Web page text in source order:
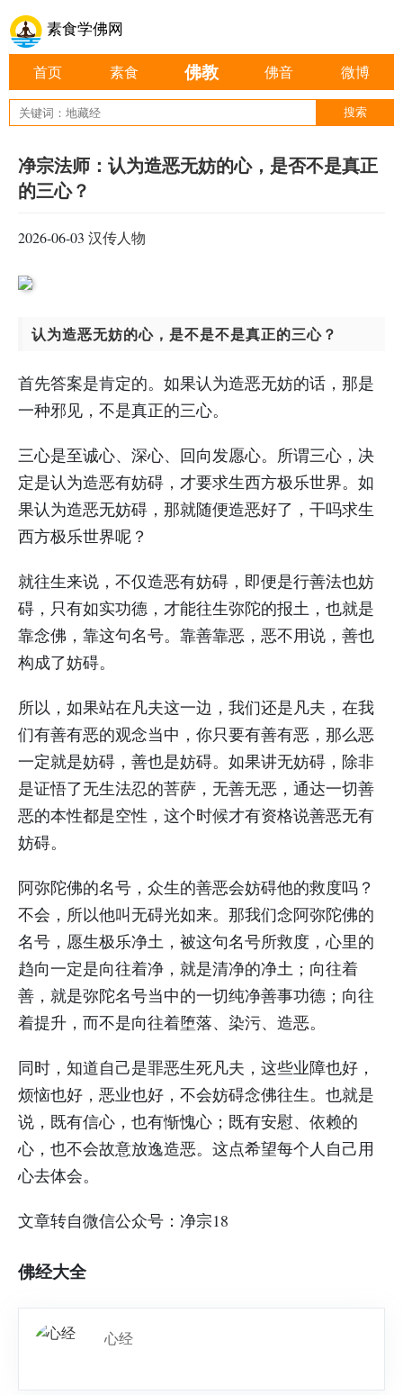
素食学佛网
首页 素食 佛教 佛音 微博
净宗法师：认为造恶无妨的心，是否不是真正
的三心？
2026-06-03 汉传人物
认为造恶无妨的心，是不是不是真正的三心？
首先答案是肯定的。如果认为造恶无妨的话，那是
一种邪见，不是真正的三心。
三心是至诚心、深心、回向发愿心。所谓三心，决
定是认为造恶有妨碍，才要求生西方极乐世界。如
果认为造恶无妨碍，那就随便造恶好了，干吗求生
西方极乐世界呢？
就往生来说，不仅造恶有妨碍，即便是行善法也妨
碍，只有如实功德，才能往生弥陀的报土，也就是
靠念佛，靠这句名号。靠善靠恶，恶不用说，善也
构成了妨碍。
所以，如果站在凡夫这一边，我们还是凡夫，在我
们有善有恶的观念当中，你只要有善有恶，那么恶
一定就是妨碍，善也是妨碍。如果讲无妨碍，除非
是证悟了无生法忍的菩萨，无善无恶，通达一切善
恶的本性都是空性，这个时候才有资格说善恶无有
妨碍。
阿弥陀佛的名号，众生的善恶会妨碍他的救度吗？
不会，所以他叫无碍光如来。那我们念阿弥陀佛的
名号，愿生极乐净土，被这句名号所救度，心里的
趋向一定是向往着净，就是清净的净土；向往着
善，就是弥陀名号当中的一切纯净善事功德；向往
着提升，而不是向往着堕落、染污、造恶。
同时，知道自己是罪恶生死凡夫，这些业障也好，
烦恼也好，恶业也好，不会妨碍念佛往生。也就是
说，既有信心，也有惭愧心；既有安慰、依赖的
心，也不会故意放逸造恶。这点希望每个人自己用
心去体会。
文章转自微信公众号：净宗18
佛经大全
心经